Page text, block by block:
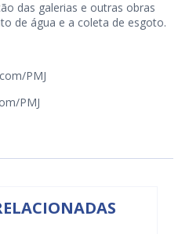
das galerias e outras obras
de água e a coleta de esgoto.
PMJ
PMJ